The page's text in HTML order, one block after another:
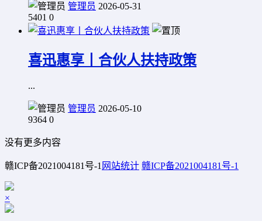
管理员 2026-05-31
5401 0
喜迅惠享丨合伙人扶持政策
...
管理员 2026-05-10
9364 0
没有更多内容
赣ICP备2021004181号-1 网站统计 赣ICP备2021004181号-1
×